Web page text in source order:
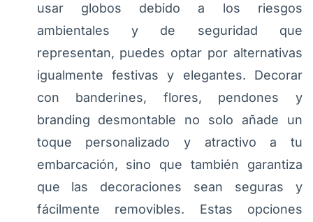
usar globos debido a los riesgos
ambientales y de seguridad que
representan, puedes optar por alternativas
igualmente festivas y elegantes. Decorar
con banderines, flores, pendones y
branding desmontable no solo añade un
toque personalizado y atractivo a tu
embarcación, sino que también garantiza
que las decoraciones sean seguras y
fácilmente removibles. Estas opciones